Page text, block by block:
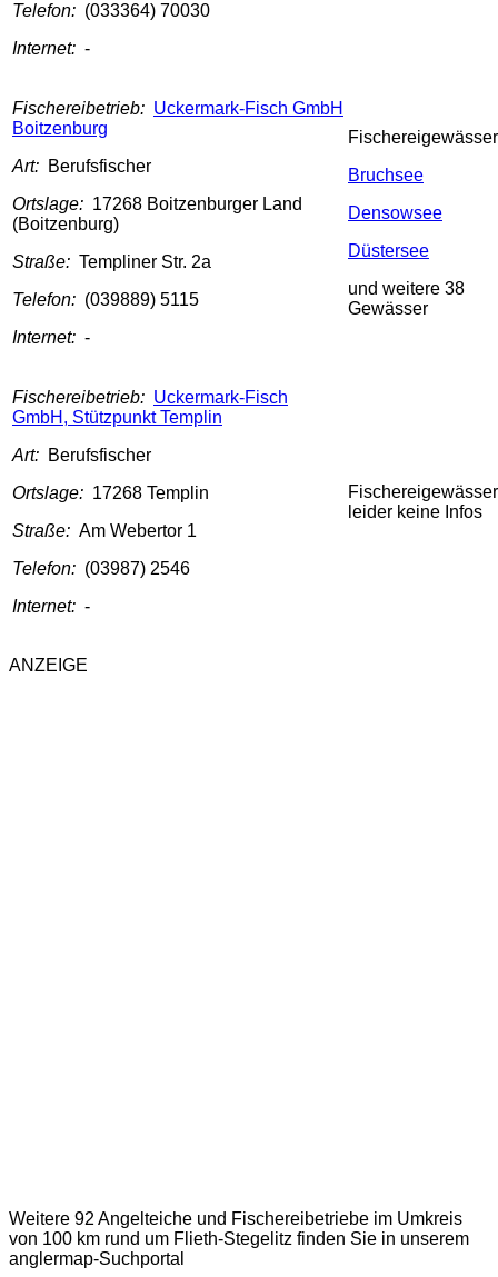
Telefon: (033364) 70030
Internet: -
Fischereibetrieb: Uckermark-Fisch GmbH
Boitzenburg
Art: Berufsfischer
Ortslage: 17268 Boitzenburger Land
(Boitzenburg)
Straße: Templiner Str. 2a
Telefon: (039889) 5115
Internet: -
Fischereigewässer
Bruchsee
Densowsee
Düstersee
und weitere 38
Gewässer
Fischereibetrieb: Uckermark-Fisch
GmbH, Stützpunkt Templin
Art: Berufsfischer
Ortslage: 17268 Templin
Straße: Am Webertor 1
Telefon: (03987) 2546
Internet: -
Fischereigewässer
leider keine Infos
ANZEIGE
Weitere 92 Angelteiche und Fischereibetriebe im Umkreis
von 100 km rund um Flieth-Stegelitz finden Sie in unserem
anglermap-Suchportal